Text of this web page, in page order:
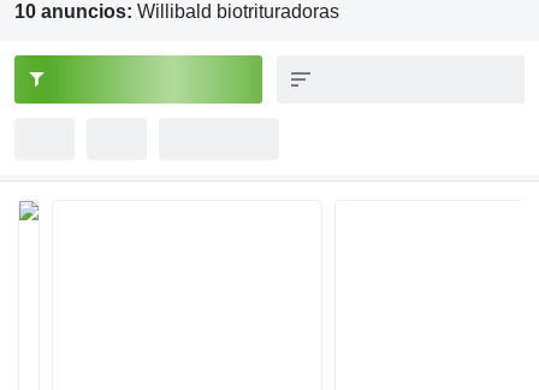
10 anuncios: Willibald biotrituradoras